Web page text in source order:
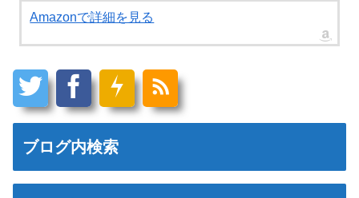
Amazonで詳細を見る
ブログ内検索